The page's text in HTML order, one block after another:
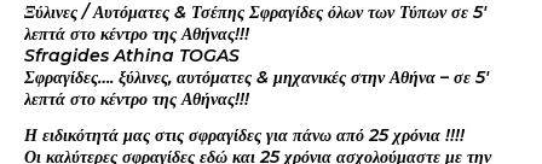
Ξύλινες / Αυτόματες & Τσέπης Σφραγίδες όλων των Τύπων σε 5′
λεπτά στο κέντρο της Αθήνας!!!
Sfragides Athina TOGAS
Σφραγίδες…. ξύλινες, αυτόματες & μηχανικές στην Αθήνα – σε 5′
λεπτά στο κέντρο της Αθήνας!!!
Η ειδικότητά μας στις σφραγίδες για πάνω από 25 χρόνια !!!!
Οι καλύτερες σφραγίδες εδώ και 25 χρόνια ασχολούμαστε με την